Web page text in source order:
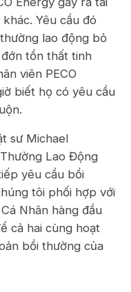
Yêu cầu đó
lao động bỏ
tổn thất tinh
viên PECO
biết họ có yêu cầu
sư Michael
Lao Động
yêu cầu bồi
tôi phối hợp với
Nhân hàng đầu
cả hai cùng hoạt
bồi thường của